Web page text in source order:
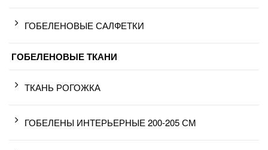
ГОБЕЛЕНОВЫЕ САЛФЕТКИ
ГОБЕЛЕНОВЫЕ ТКАНИ
ТКАНЬ РОГОЖКА
ГОБЕЛЕНЫ ИНТЕРЬЕРНЫЕ 200-205 СМ